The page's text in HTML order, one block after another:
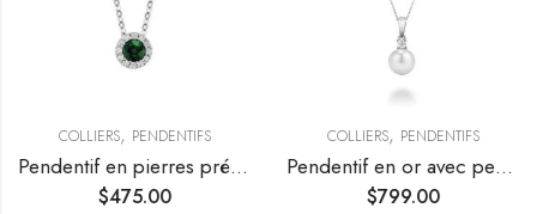
COLLIERS, PENDENTIFS
Pendentif en pierres précieuses avec halo de diamants
$475.00
COLLIERS, PENDENTIFS
Pendentif en or avec perle de culture et diamant
$799.00